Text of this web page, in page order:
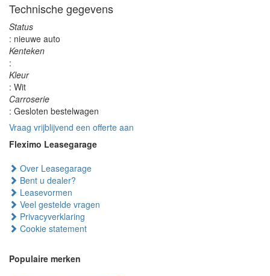
Technische gegevens
Status
: nieuwe auto
Kenteken
:
Kleur
: Wit
Carroserie
: Gesloten bestelwagen
Vraag vrijblijvend een offerte aan
Fleximo Leasegarage
Over Leasegarage
Bent u dealer?
Leasevormen
Veel gestelde vragen
Privacyverklaring
Cookie statement
Populaire merken